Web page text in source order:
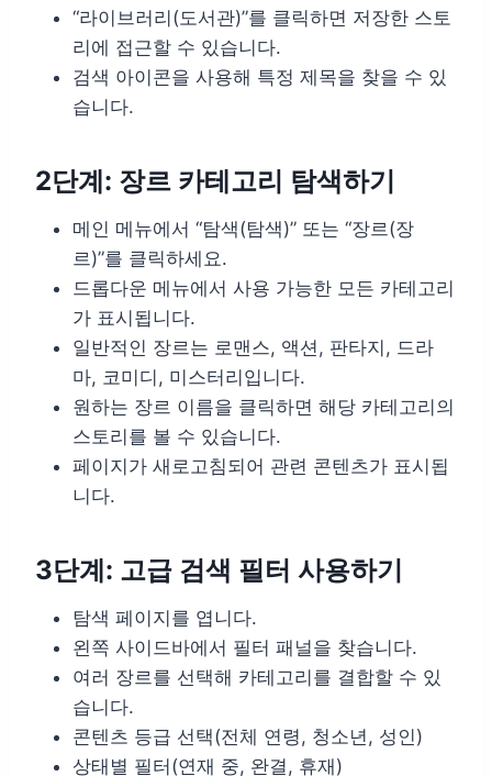
“라이브러리(도서관)”를 클릭하면 저장한 스토
리에 접근할 수 있습니다.
검색 아이콘을 사용해 특정 제목을 찾을 수 있
습니다.
2단계: 장르 카테고리 탐색하기
메인 메뉴에서 “탐색(탐색)” 또는 “장르(장
르)”를 클릭하세요.
드롭다운 메뉴에서 사용 가능한 모든 카테고리
가 표시됩니다.
일반적인 장르는 로맨스, 액션, 판타지, 드라
마, 코미디, 미스터리입니다.
원하는 장르 이름을 클릭하면 해당 카테고리의
스토리를 볼 수 있습니다.
페이지가 새로고침되어 관련 콘텐츠가 표시됩
니다.
3단계: 고급 검색 필터 사용하기
탐색 페이지를 엽니다.
왼쪽 사이드바에서 필터 패널을 찾습니다.
여러 장르를 선택해 카테고리를 결합할 수 있
습니다.
콘텐츠 등급 선택(전체 연령, 청소년, 성인)
상태별 필터(연재 중, 완결, 휴재)